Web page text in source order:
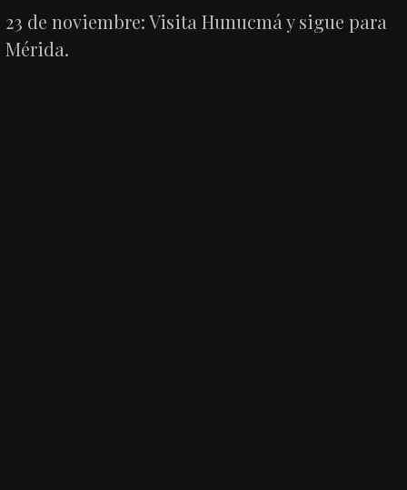
23 de noviembre: Visita Hunucmá y sigue para
Mérida.